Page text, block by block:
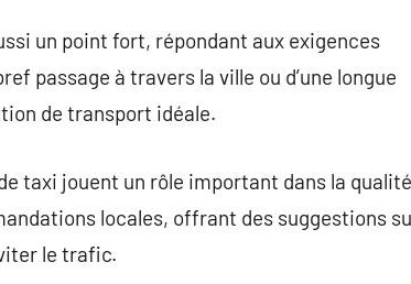
un point fort, répondant aux exigences
passage à travers la ville ou d’une longue
de transport idéale.
taxi jouent un rôle important dans la
locales, offrant des suggestions
le trafic.